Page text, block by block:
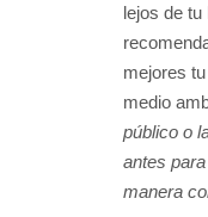
lejos de tu
mejores
medio
público o
antes
manera